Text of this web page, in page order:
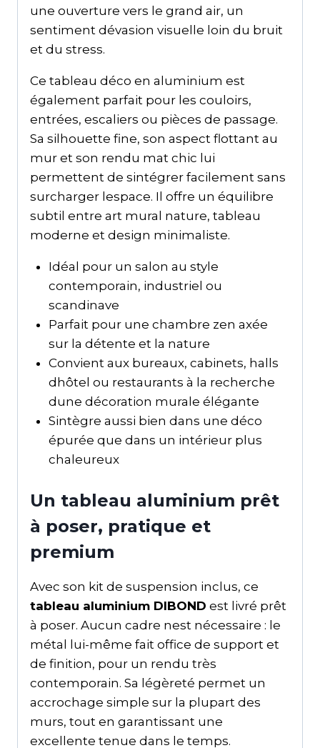
une ouverture vers le grand air, un
sentiment dévasion visuelle loin du bruit
et du stress.
Ce tableau déco en aluminium est
également parfait pour les couloirs,
entrées, escaliers ou pièces de passage.
Sa silhouette fine, son aspect flottant au
mur et son rendu mat chic lui
permettent de sintégrer facilement sans
surcharger lespace. Il offre un équilibre
subtil entre art mural nature, tableau
moderne et design minimaliste.
Idéal pour un salon au style
contemporain, industriel ou
scandinave
Parfait pour une chambre zen axée
sur la détente et la nature
Convient aux bureaux, cabinets, halls
dhôtel ou restaurants à la recherche
dune décoration murale élégante
Sintègre aussi bien dans une déco
épurée que dans un intérieur plus
chaleureux
Un tableau aluminium prêt
à poser, pratique et
premium
Avec son kit de suspension inclus, ce
tableau aluminium DIBOND est livré prêt
à poser. Aucun cadre nest nécessaire : le
métal lui-même fait office de support et
de finition, pour un rendu très
contemporain. Sa légèreté permet un
accrochage simple sur la plupart des
murs, tout en garantissant une
excellente tenue dans le temps.